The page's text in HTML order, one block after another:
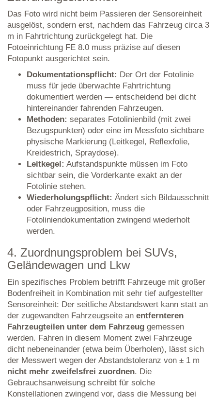
Das Foto wird nicht beim Passieren der Sensoreinheit
ausgelöst, sondern erst, nachdem das Fahrzeug circa 3
m in Fahrtrichtung zurückgelegt hat. Die
Fotoeinrichtung FE 8.0 muss präzise auf diesen
Fotopunkt ausgerichtet sein.
Dokumentationspflicht: Der Ort der Fotolinie
muss für jede überwachte Fahrtrichtung
dokumentiert werden — entscheidend bei dicht
hintereinander fahrenden Fahrzeugen.
Methoden: separates Fotolinienbild (mit zwei
Bezugspunkten) oder eine im Messfoto sichtbare
physische Markierung (Leitkegel, Reflexfolie,
Kreidestrich, Spraydose).
Leitkegel: Aufstandspunkte müssen im Foto
sichtbar sein, die Vorderkante exakt an der
Fotolinie stehen.
Wiederholungspflicht: Ändert sich Bildausschnitt
oder Fahrzeugposition, muss die
Fotoliniendokumentation zwingend wiederholt
werden.
4. Zuordnungsproblem bei SUVs,
Geländewagen und Lkw
Ein spezifisches Problem betrifft Fahrzeuge mit großer
Bodenfreiheit in Kombination mit sehr tief aufgestellter
Sensoreinheit: Der seitliche Abstandswert kann statt an
der zugewandten Fahrzeugseite an entfernteren
Fahrzeugteilen unter dem Fahrzeug gemessen
werden. Fahren in diesem Moment zwei Fahrzeuge
dicht nebeneinander (etwa beim Überholen), lässt sich
der Messwert wegen der Abstandstoleranz von ± 1 m
nicht mehr zweifelsfrei zuordnen. Die
Gebrauchsanweisung schreibt für solche
Konstellationen zwingend vor, dass die Messung bei